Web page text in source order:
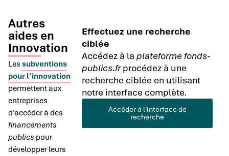
Autres
aides en
Innovation
Les subventions
pour l’innovation
permettent aux
entreprises
d’accéder à des
financements
publics pour
développer leurs
Effectuez une recherche
ciblée
Accédez à laplateforme fonds-
publics.frprocédez à une
recherche ciblée en utilisant
notre interface complète.
Accéder à l'interface de
recherche